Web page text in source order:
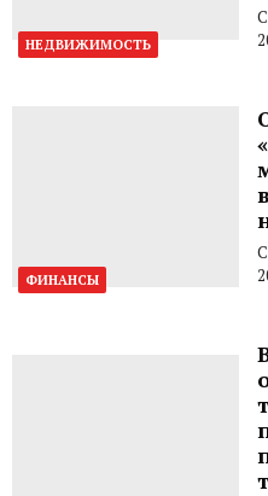
НЕДВИЖИМОСТЬ
ФИНАНСЫ
в